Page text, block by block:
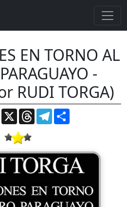
EN TORNO AL
-
RUDI TORGA)
WhatsApp
X ThreadsTelegram